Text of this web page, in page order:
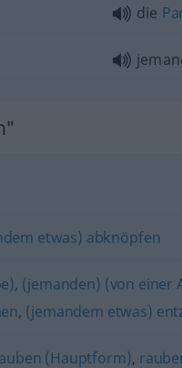
die
etwas) abknöpfen
, (jemanden) (von einer
, (jemandem etwas)
(Hauptform),